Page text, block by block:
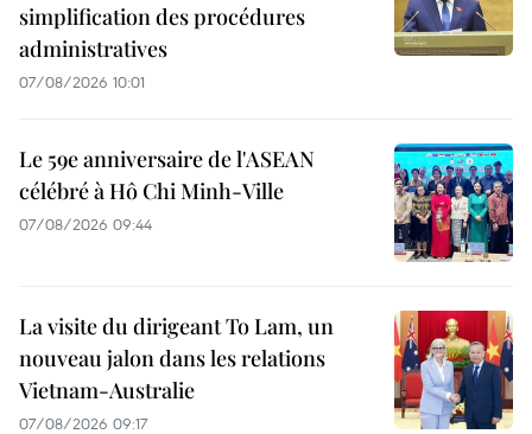
simplification des procédures
administratives
07/08/2026 10:01
Le 59e anniversaire de l'ASEAN
célébré à Hô Chi Minh-Ville
07/08/2026 09:44
La visite du dirigeant To Lam, un
nouveau jalon dans les relations
Vietnam-Australie
07/08/2026 09:17